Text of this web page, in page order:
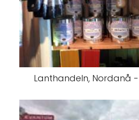
Lanthandeln, Nordanå